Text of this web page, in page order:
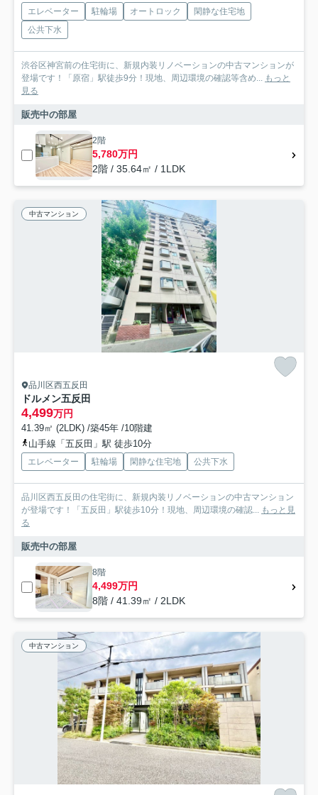
エレベーター 駐輪場 オートロック
閑静な住宅地
公共下水
渋谷区神宮前の住宅街に、新規内装リノベーションの中古マンションが
登場です！「原宿」駅徒歩9分！現地、周辺環境の確認等含め... もっと
見る
販売中の部屋
2階
5,780万円
2階 / 35.64㎡ / 1LDK
中古マンション
品川区西五反田
ドルメン五反田
4,499万円
41.39㎡ (2LDK) /築45年 /10階建
山手線「五反田」駅 徒歩10分
エレベーター 駐輪場 閑静な住宅地 公共下水
品川区西五反田の住宅街に、新規内装リノベーションの中古マンション
が登場です！「五反田」駅徒歩10分！現地、周辺環境の確認... もっと見
る
販売中の部屋
8階
4,499万円
8階 / 41.39㎡ / 2LDK
中古マンション